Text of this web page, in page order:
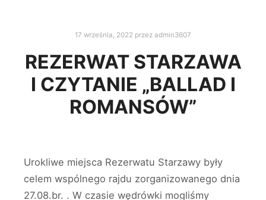
17 września, 2022 przez admin3607
REZERWAT STARZAWA
I CZYTANIE „BALLAD I
ROMANSÓW”
Urokliwe miejsca Rezerwatu Starzawy były
celem wspólnego rajdu zorganizowanego dnia
27.08.br. . W czasie wędrówki mogliśmy